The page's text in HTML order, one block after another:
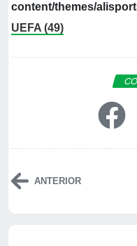
content/themes/
UEFA (49)
ANTERIOR